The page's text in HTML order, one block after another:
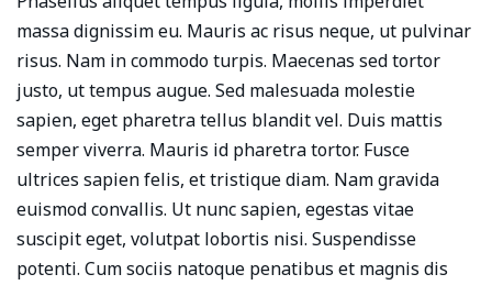
massa dignissim eu. Mauris ac risus neque, ut pulvinar
risus. Nam in commodo turpis. Maecenas sed tortor
justo, ut tempus augue. Sed malesuada molestie
sapien, eget pharetra tellus blandit vel. Duis mattis
semper viverra. Mauris id pharetra tortor. Fusce
ultrices sapien felis, et tristique diam. Nam gravida
euismod convallis. Ut nunc sapien, egestas vitae
suscipit eget, volutpat lobortis nisi. Suspendisse
potenti. Cum sociis natoque penatibus et magnis dis